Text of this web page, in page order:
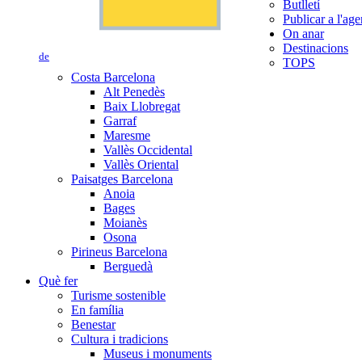
de
Butlletí
Publicar a
On anar
Destinacions
TOPS
Costa Barcelona
Alt Penedès
Baix Llobregat
Garraf
Maresme
Vallès Occidental
Vallès Oriental
Paisatges Barcelona
Anoia
Bages
Moianès
Osona
Pirineus Barcelona
Berguedà
Què fer
Turisme sostenible
En família
Benestar
Cultura i tradicions
Museus i monuments